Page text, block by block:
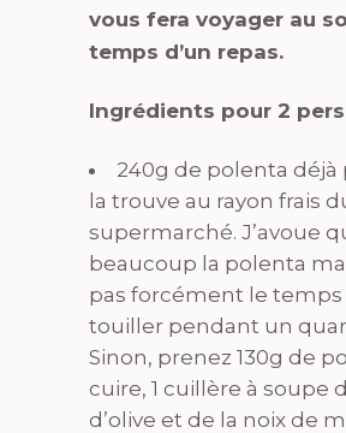
vous fera voyager au
temps d’un repas.
Ingrédients pour 2
240g de polenta déjà
la trouve au rayon frais
supermarché. J’avoue
beaucoup la polenta
pas forcément le temps
touiller pendant un
Sinon, prenez 130g de
cuire, 1 cuillère à soupe
d’olive et de la noix de